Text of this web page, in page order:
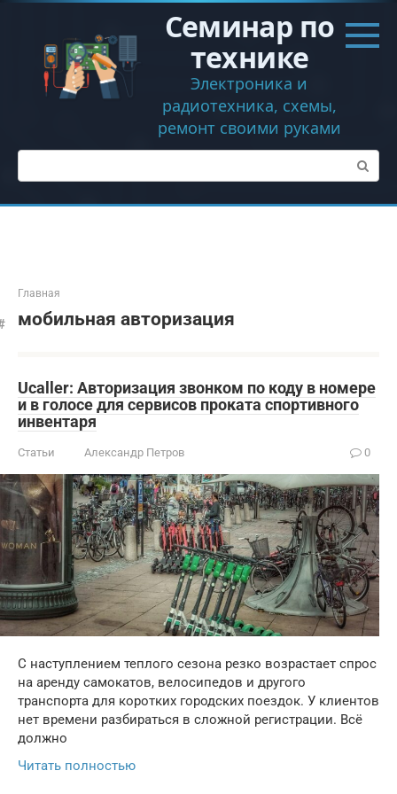
Перейти
контенту
Семинар по
технике
Электроника и
радиотехника, схемы,
ремонт своими руками
Поиск:
Главная
мобильная авторизация
Ucaller: Авторизация звонком по коду в номере
и в голосе для сервисов проката спортивного
инвентаря
Статьи Александр Петров 0
С наступлением теплого сезона резко возрастает спрос
на аренду самокатов, велосипедов и другого
транспорта для коротких городских поездок. У клиентов
нет времени разбираться в сложной регистрации. Всё
должно
Читать полностью